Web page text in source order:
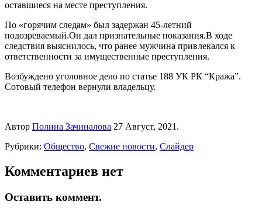
оставшиеся на месте преступления.
По «горячим следам» был задержан 45-летний
подозреваемый.Он дал признательные показания.В ходе
следствия выяснилось, что ранее мужчина привлекался к
ответственности за имущественные преступления.
Возбуждено уголовное дело по статье 188 УК РК “Кража”.
Сотовый телефон вернули владельцу.
Автор Полина Зачиналова 27 Август, 2021.
Рубрики: Общество, Свежие новости, Слайдер
Комментариев нет
Оставить коммент.